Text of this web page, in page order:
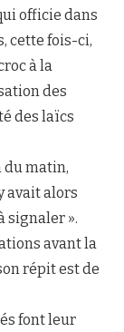
officie dans
cette fois-ci,
à la
des
des laïcs
du matin,
avait alors
signaler ».
avant la
répit est de
font leur